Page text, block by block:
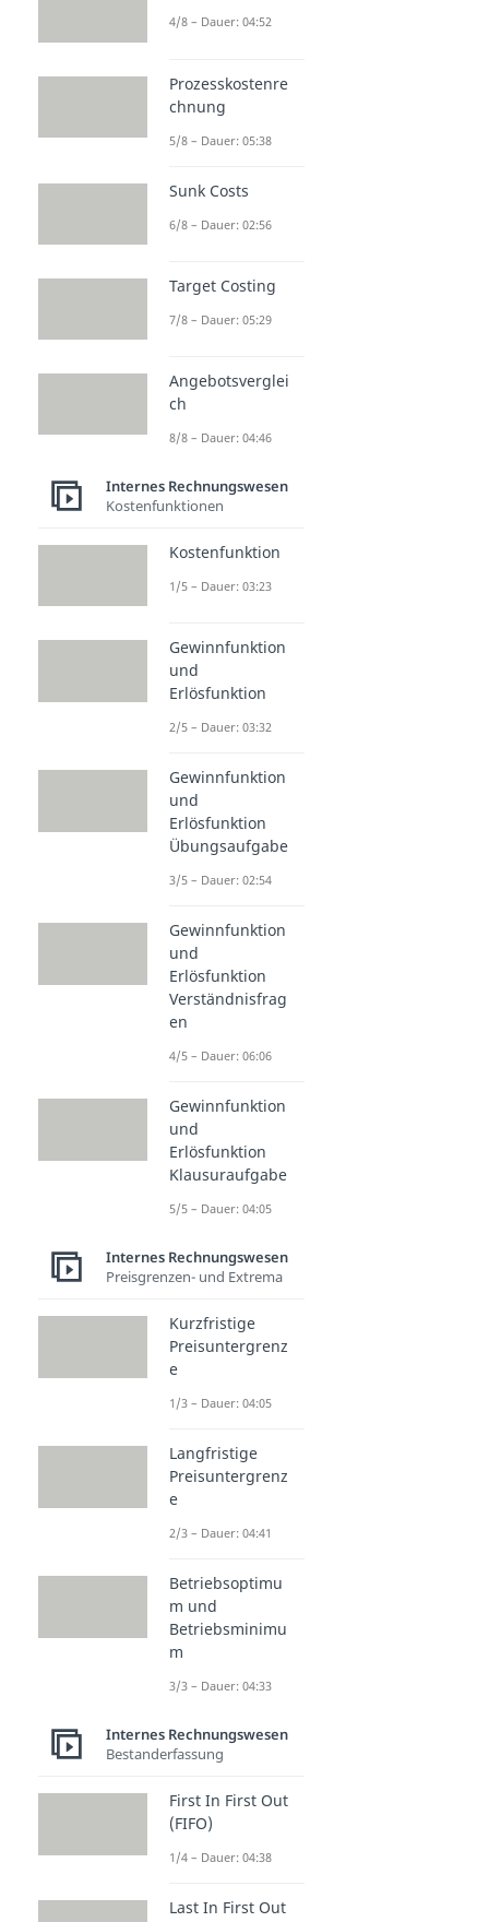
4/8 – Dauer: 04:52
Prozesskostenre
chnung
5/8 – Dauer: 05:38
Sunk Costs
6/8 – Dauer: 02:56
Target Costing
7/8 – Dauer: 05:29
Angebotsverglei
ch
8/8 – Dauer: 04:46
Internes Rechnungswesen
Kostenfunktionen
Kostenfunktion
1/5 – Dauer: 03:23
Gewinnfunktion
und
Erlösfunktion
2/5 – Dauer: 03:32
Gewinnfunktion
und
Erlösfunktion
Übungsaufgabe
3/5 – Dauer: 02:54
Gewinnfunktion
und
Erlösfunktion
Verständnisfrag
en
4/5 – Dauer: 06:06
Gewinnfunktion
und
Erlösfunktion
Klausuraufgabe
5/5 – Dauer: 04:05
Internes Rechnungswesen
Preisgrenzen- und Extrema
Kurzfristige
Preisuntergrenz
e
1/3 – Dauer: 04:05
Langfristige
Preisuntergrenz
e
2/3 – Dauer: 04:41
Betriebsoptimu
m und
Betriebsminimu
m
3/3 – Dauer: 04:33
Internes Rechnungswesen
Bestanderfassung
First In First Out
(FIFO)
1/4 – Dauer: 04:38
Last In First Out